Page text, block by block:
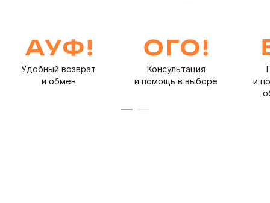
Удобный возврат
и обмен
Консультация
и помощь в выборе
и